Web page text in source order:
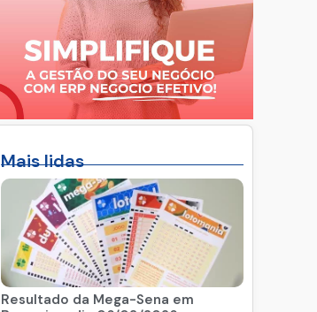
Mais lidas
Resultado da Mega-Sena em